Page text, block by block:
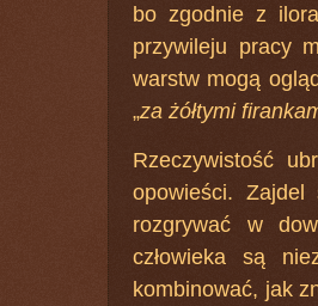
bo zgodnie z
przywileju pracy
warstw mogą
„za żółtymi
Rzeczywistość
opowieści. Zajdel
rozgrywać w
człowieka są
kombinować, jak